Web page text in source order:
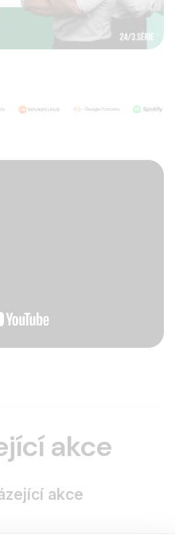
akce
akce